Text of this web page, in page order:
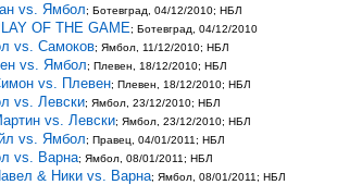
vs. Ямбол; Ботевград, 04/12/2010; НБЛ
OF THE GAME; Ботевград, 04/12/2010
vs. Самоков; Ямбол, 11/12/2010; НБЛ
vs. Ямбол; Плевен, 18/12/2010; НБЛ
vs. Плевен; Плевен, 18/12/2010; НБЛ
vs. Левски; Ямбол, 23/12/2010; НБЛ
vs. Левски; Ямбол, 23/12/2010; НБЛ
vs. Ямбол; Правец, 04/01/2011; НБЛ
vs. Варна; Ямбол, 08/01/2011; НБЛ
& Ники vs. Варна; Ямбол, 08/01/2011; НБЛ